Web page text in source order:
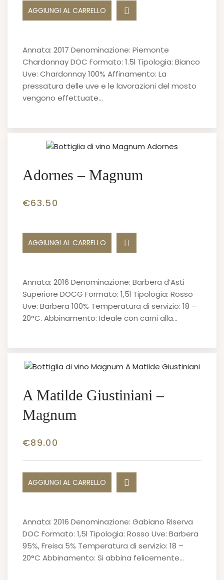
AGGIUNGI AL CARRELLO
Annata: 2017 Denominazione: Piemonte
Chardonnay DOC Formato: 1.5l Tipologia: Bianco
Uve: Chardonnay 100% Affinamento: La
pressatura delle uve e le lavorazioni del mosto
vengono effettuate…
Adornes – Magnum
€63.50
AGGIUNGI AL CARRELLO
Annata: 2016 Denominazione: Barbera d’Asti
Superiore DOCG Formato: 1,5l Tipologia: Rosso
Uve: Barbera 100% Temperatura di servizio: 18 –
20°C. Abbinamento: Ideale con carni alla…
A Matilde Giustiniani –
Magnum
€89.00
AGGIUNGI AL CARRELLO
Annata: 2016 Denominazione: Gabiano Riserva
DOC Formato: 1,5l Tipologia: Rosso Uve: Barbera
95%, Freisa 5% Temperatura di servizio: 18 –
20°C Abbinamento: Si abbina felicemente…